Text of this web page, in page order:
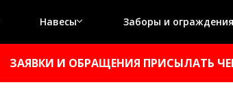
Навесы Заборы и ограждения
ЗАЯВКИ И ОБРАЩЕНИЯ ПРИСЫЛАТЬ